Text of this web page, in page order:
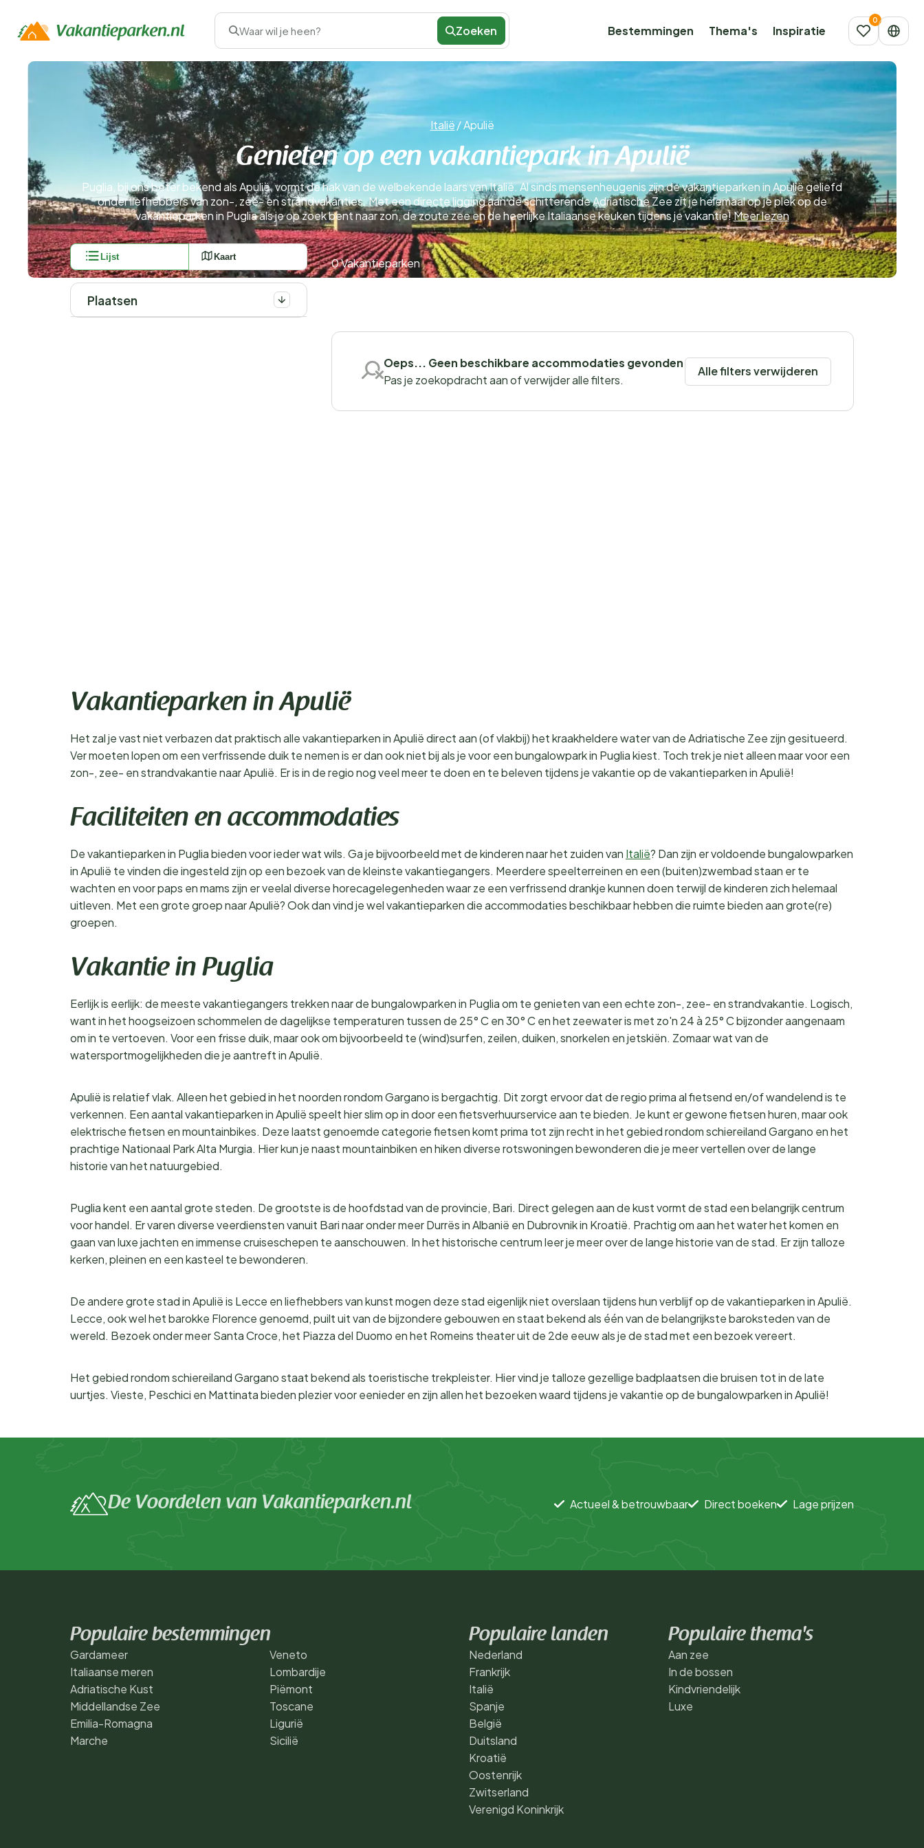
Waar wil je heen? Zoeken Bestemmingen Thema's Inspiratie
Italië/Apulië
Genieten op een vakantiepark in Apulië
Puglia, bij ons beter bekend als Apulië, vormt de hak van de welbekende laars van Italië. Al sinds mensenheugenis zijn de vakantieparken in Apulië geliefd
onder liefhebbers van zon-, zee- en strandvakanties. Met een directe ligging aan de schitterende Adriatische Zee zit je helemaal op je plek op de
vakantieparken in Puglia als je op zoek bent naar zon, de zoute zee en de heerlijke Italiaanse keuken tijdens je vakantie!Meer lezen
Lijst Kaart
Plaatsen
0 Vakantieparken
Oeps... Geen beschikbare accommodaties gevonden
Pas je zoekopdracht aan of verwijder alle filters.
Alle filters verwijderen
Vakantieparken in Apulië
Het zal je vast niet verbazen dat praktisch alle vakantieparken in Apulië direct aan (of vlakbij) het kraakheldere water van de Adriatische Zee zijn gesitueerd.
Ver moeten lopen om een verfrissende duik te nemen is er dan ook niet bij als je voor een bungalowpark in Puglia kiest. Toch trek je niet alleen maar voor een
zon-, zee- en strandvakantie naar Apulië. Er is in de regio nog veel meer te doen en te beleven tijdens je vakantie op de vakantieparken in Apulië!
Faciliteiten en accommodaties
De vakantieparken in Puglia bieden voor ieder wat wils. Ga je bijvoorbeeld met de kinderen naar het zuiden van Italië? Dan zijn er voldoende bungalowparken
in Apulië te vinden die ingesteld zijn op een bezoek van de kleinste vakantiegangers. Meerdere speelterreinen en een (buiten)zwembad staan er te
wachten en voor paps en mams zijn er veelal diverse horecagelegenheden waar ze een verfrissend drankje kunnen doen terwijl de kinderen zich helemaal
uitleven. Met een grote groep naar Apulië? Ook dan vind je wel vakantieparken die accommodaties beschikbaar hebben die ruimte bieden aan grote(re)
groepen.
Vakantie in Puglia
Eerlijk is eerlijk: de meeste vakantiegangers trekken naar de bungalowparken in Puglia om te genieten van een echte zon-, zee- en strandvakantie. Logisch,
want in het hoogseizoen schommelen de dagelijkse temperaturen tussen de 25° C en 30° C en het zeewater is met zo'n 24 à 25° C bijzonder aangenaam
om in te vertoeven. Voor een frisse duik, maar ook om bijvoorbeeld te (wind)surfen, zeilen, duiken, snorkelen en jetskiën. Zomaar wat van de
watersportmogelijkheden die je aantreft in Apulië.
Apulië is relatief vlak. Alleen het gebied in het noorden rondom Gargano is bergachtig. Dit zorgt ervoor dat de regio prima al fietsend en/of wandelend is te
verkennen. Een aantal vakantieparken in Apulië speelt hier slim op in door een fietsverhuurservice aan te bieden. Je kunt er gewone fietsen huren, maar ook
elektrische fietsen en mountainbikes. Deze laatst genoemde categorie fietsen komt prima tot zijn recht in het gebied rondom schiereiland Gargano en het
prachtige Nationaal Park Alta Murgia. Hier kun je naast mountainbiken en hiken diverse rotswoningen bewonderen die je meer vertellen over de lange
historie van het natuurgebied.
Puglia kent een aantal grote steden. De grootste is de hoofdstad van de provincie, Bari. Direct gelegen aan de kust vormt de stad een belangrijk centrum
voor handel. Er varen diverse veerdiensten vanuit Bari naar onder meer Durrës in Albanië en Dubrovnik in Kroatië. Prachtig om aan het water het komen en
gaan van luxe jachten en immense cruiseschepen te aanschouwen. In het historische centrum leer je meer over de lange historie van de stad. Er zijn talloze
kerken, pleinen en een kasteel te bewonderen.
De andere grote stad in Apulië is Lecce en liefhebbers van kunst mogen deze stad eigenlijk niet overslaan tijdens hun verblijf op de vakantieparken in Apulië.
Lecce, ook wel het barokke Florence genoemd, puilt uit van de bijzondere gebouwen en staat bekend als één van de belangrijkste baroksteden van de
wereld. Bezoek onder meer Santa Croce, het Piazza del Duomo en het Romeins theater uit de 2de eeuw als je de stad met een bezoek vereert.
Het gebied rondom schiereiland Gargano staat bekend als toeristische trekpleister. Hier vind je talloze gezellige badplaatsen die bruisen tot in de late
uurtjes. Vieste, Peschici en Mattinata bieden plezier voor eenieder en zijn allen het bezoeken waard tijdens je vakantie op de bungalowparken in Apulië!
De Voordelen van Vakantieparken.nl Actueel & betrouwbaar Direct boeken Lage prijzen
Populaire bestemmingen
Gardameer
Italiaanse meren
Adriatische Kust
Middellandse Zee
Emilia-Romagna
Marche
Veneto
Lombardije
Piëmont
Toscane
Ligurië
Sicilië
Populaire landen
Nederland
Frankrijk
Italië
Spanje
België
Duitsland
Kroatië
Oostenrijk
Zwitserland
Verenigd Koninkrijk
Populaire thema's
Aan zee
In de bossen
Kindvriendelijk
Luxe